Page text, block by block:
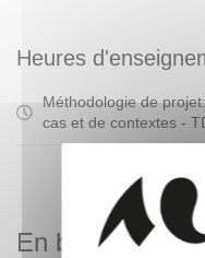
Heures
Méthodologie de
cas et de contextes -
En bref